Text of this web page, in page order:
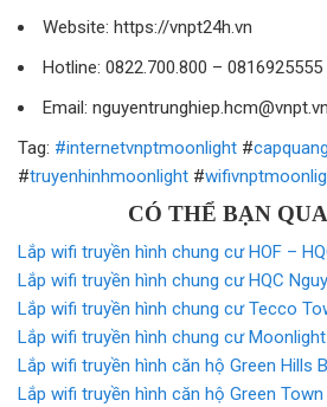
Website: https://vnpt24h.vn
Hotline: 0822.700.800 – 0816925555
Email: nguyentrunghiep.hcm@vnpt.vn
Tag: #internetvnptmoonlight #
#truyenhinhmoonlight #
CÓ THỂ BẠN
Lắp wifi truyền hình chung cư HOF –
Lắp wifi truyền hình chung cư HQC
Lắp wifi truyền hình chung cư Tecco
Lắp wifi truyền hình chung cư Moonlight
Lắp wifi truyền hình căn hộ Green Hills
Lắp wifi truyền hình căn hộ Green Town